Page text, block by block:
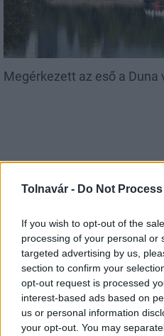
Tolnavár - Do Not
If you wish to opt-out of the
processing of your personal or
targeted advertising by us,
section to confirm your
opt-out request is processed
interest-based ads based on
us or personal information
your opt-out. You may
Megérkezett az eső a Duna
Kecskeméten is szakirányú
Gál Ferenc Egyetem